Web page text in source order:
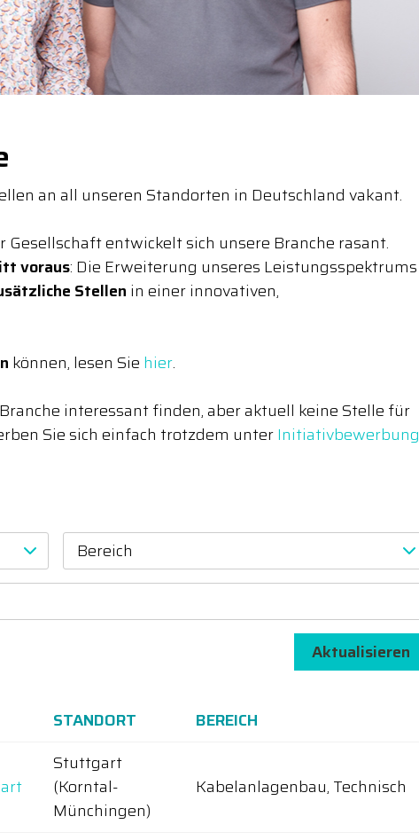
an all unseren Standorten in Deutschland vakant.
entwickelt sich unsere Branche rasant.
voraus: Die Erweiterung unseres Leistungsspektrums
Stellen in einer innovativen,
können, lesen Sie hier.
interessant finden, aber aktuell keine Stelle für
Sie sich einfach trotzdem unterInitiativbewerbung
Bereich
Aktualisieren
STANDORT BEREICH
Stuttgart
(Korntal-
Münchingen)
Kabelanlagenbau, Technisch